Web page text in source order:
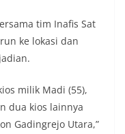
tim Inafis Sat
ke lokasi dan
milik Madi (55),
dua kios lainnya
Gadingrejo Utara,”